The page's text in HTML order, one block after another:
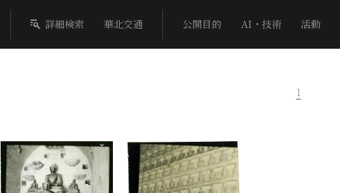
詳細検索 華北交通 公開目的 AI・技術 活動
1